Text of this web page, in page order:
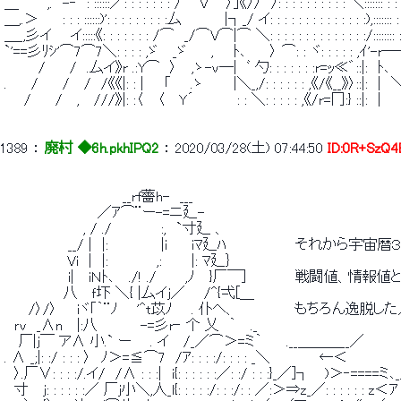
＿　 　 ,.　-‐　: ::::::／: : : : : : : /⌒ﾞV⌒ﾞ〉｣《//　/: : : : : : : : : : ＼::::::: :
＿,.＞　　 : : : ::::::)': : : : : : : : :厶　 　 　 |┐_/ イ: : : : : : : : : : : : :
＿_,彡イ 　 イ:::::《: : : : : : : /⌒　_/⌒V⌒|⌒ ＼: : : : : : : : : : : : : :/::::::::
`'==彡ﾘｼ'⌒7⌒7＼: : : : ,ゞ 　_ゞ　　 ,　　ﾄ､　　 〉 ⌒: : ヾ: : : : : ,ｲ
/ 　　/　.厶イ》r .:Y⌒　〉　 ,ゝ-v─|　ﾞ 勺: : : : : : :r=ｯ≪゛::|:　ﾄ､
.　 　/ 　　/ 　/　/《《|: : |　　「　　.ゝ　　　|＼_,/: : : : : : ,《/《__》〉::|:　|
/　　 / 　,　 ///》|: :〈 　〈 　Y´　 　 　 : : ＼: : : : : ,《/r=冂:} ::|:　|　
1389 ： 廃村 ◆6h.pkhIPQ2 ： 2020/03/28(土) 07:44:50
__rf薔h-　___
／ｱ⌒¨ー-=ニ廴-
, / ./　　　　　:,　`寸廴 、
__/ |　|:　　 　 　 |i　 　iﾏ廴ﾊ　　　　　　　それから宇宙暦
Vi　|　|:　　　 　 ,:　　　|: ﾏ廴｝
i|　 iＮﾄ､　 ./! ./　 　 ,ﾉ　 }厂￣]　　　　　戦闘値、情報値と
八　 ｆ圷 ＼{ |厶イj／ 　 /^{弌[＿
/〉/〉　　iヾ｢｀¨ﾉ 　 '^t苡ﾉ 　 . 仆ヘ、　　　　　　もちろん逸脱
ｒv　_∧n　 |:八　 　 　 -=彡r‐ 个 乂　｀　 ._
厂|j￣ ア∧ 小.` ー 　 . イ　 /_／⌒＞=ミ｀　　 .__＿＿＿__／　　　
. ∧ _;|: :/ : : : 〉　ﾉ＞=≦⌒7　/ｱ: : : :/: : : : _＼　　　　　←＜　　　　
〉.厂∨: : : :/.イ/　/∧ : : :|　i{: : : : : :／: :/ : : :}_／]┐　 )＞‐====ミ､_/
寸　 j: : : : : :／ 厂j小＼,人_l{: : : : :/: : :/: : ／:＞⇒z_／: : : : : : z＜